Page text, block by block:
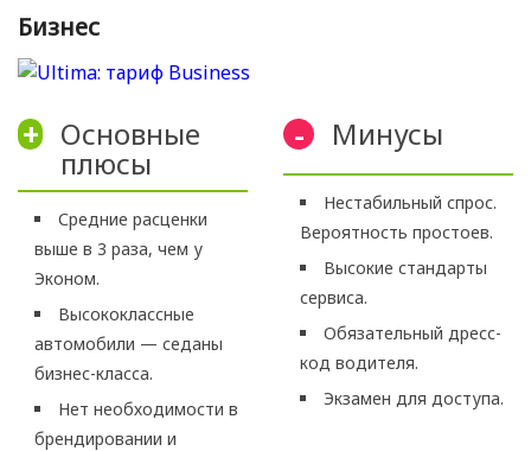
Бизнес
+ Основные
плюсы
Средние расценки
выше в 3 раза, чем у
Эконом.
Высококлассные
автомобили — седаны
бизнес-класса.
Нет необходимости в
брендировании и
- Минусы
Нестабильный спрос.
Вероятность простоев.
Высокие стандарты
сервиса.
Обязательный дресс-
код водителя.
Экзамен для доступа.